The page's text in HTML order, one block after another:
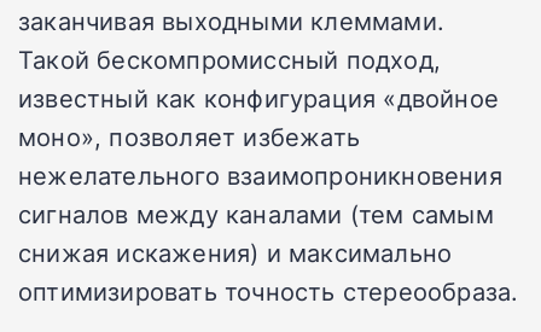
заканчивая выходными клеммами.
Такой бескомпромиссный подход,
известный как конфигурация «двойное
моно», позволяет избежать
нежелательного взаимопроникновения
сигналов между каналами (тем самым
снижая искажения) и максимально
оптимизировать точность стереообраза.